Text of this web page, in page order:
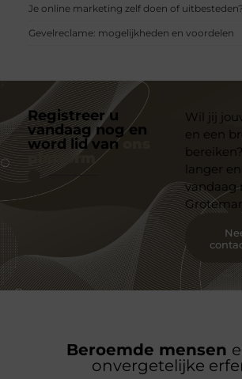
Je online marketing zelf doen of uitbesteden?
Gevelreclame: mogelijkheden en voordelen
Registreer u
vandaag nog en
word lid van
platform
Wil jij
en een
langer
vandaag
Beroemde mensen
onvergetelijke